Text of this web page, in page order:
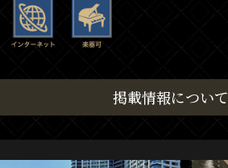
掲載情報について